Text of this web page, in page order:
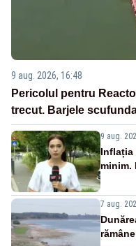
9 aug. 2026, 16:48
Pericolul pentru
trecut. Barjele
9 aug.
Inflația
minim.
7 aug.